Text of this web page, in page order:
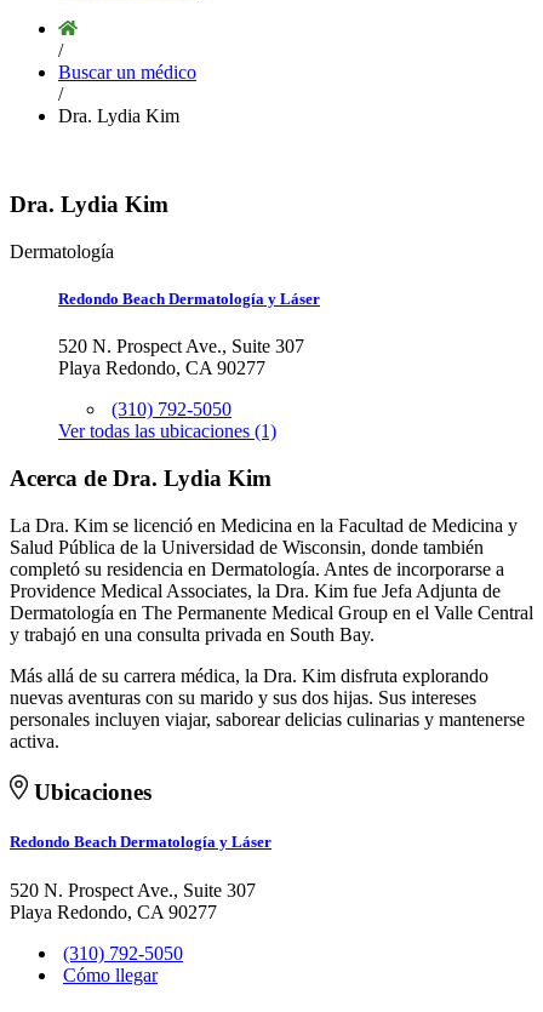
/
Buscar un médico
/
Dra. Lydia Kim
Dra. Lydia Kim
Dermatología
Redondo Beach Dermatología y Láser
520 N. Prospect Ave., Suite 307
Playa Redondo, CA 90277
(310) 792-5050
Ver todas las ubicaciones (1)
Acerca de Dra. Lydia Kim
La Dra. Kim se licenció en Medicina en la Facultad de Medicina y
Salud Pública de la Universidad de Wisconsin, donde también
completó su residencia en Dermatología. Antes de incorporarse a
Providence Medical Associates, la Dra. Kim fue Jefa Adjunta de
Dermatología en The Permanente Medical Group en el Valle Central
y trabajó en una consulta privada en South Bay.
Más allá de su carrera médica, la Dra. Kim disfruta explorando
nuevas aventuras con su marido y sus dos hijas. Sus intereses
personales incluyen viajar, saborear delicias culinarias y mantenerse
activa.
Ubicaciones
Redondo Beach Dermatología y Láser
520 N. Prospect Ave., Suite 307
Playa Redondo, CA 90277
(310) 792-5050
Cómo llegar